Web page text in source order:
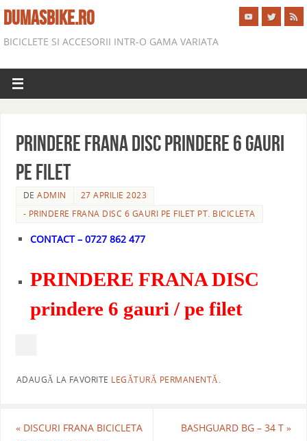
DUMASBIKE.RO
BICICLETE SI ACCESORII INTR-O GAMA VARIATA
PRINDERE FRANA DISC PRINDERE 6 GAURI
PE FILET
DEADMIN
27 APRILIE 2023
- PRINDERE FRANA DISC 6 GAURI PE FILET PT. BICICLETA
CONTACT – 0727 862 477
PRINDERE FRANA DISC
prindere 6 gauri / pe filet
ADAUGĂ LA FAVORITE LEGĂTURĂ PERMANENTĂ.
«DISCURI FRANA BICICLETA
BASHGUARD BG – 34 T»